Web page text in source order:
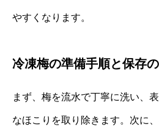
やすくなります。
冷凍梅の準備手順と保存
まず、梅を流水で丁寧に洗い、
なほこりを取り除きます。次に